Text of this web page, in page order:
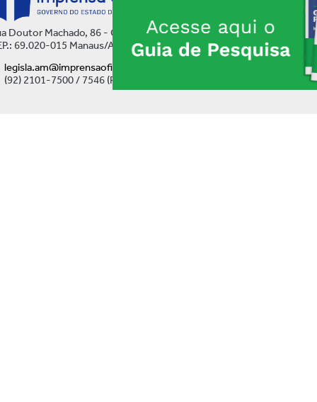
Doutor Machado, 86 - Centro
69.020-015 Manaus/AM
legisla.am@imprensaoficial.am.gov.br
(92) 2101-7500 / 7546 (Ramal)